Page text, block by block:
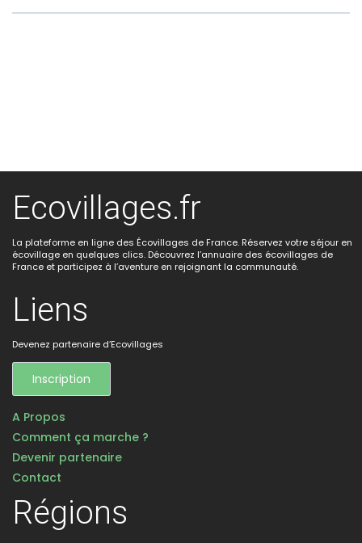
Ecovillages.fr
La plateforme en ligne des Écovillages de France. Réservez votre séjour en
écovillage en quelques clics. Découvrez l’annuaire des écovillages de
France et participez à l’aventure en rejoignant la communauté.
Liens
Devenez partenaire d’Ecovillages
Inscription
A Propos
Comment ça marche ?
Devenir partenaire
Contact
Régions